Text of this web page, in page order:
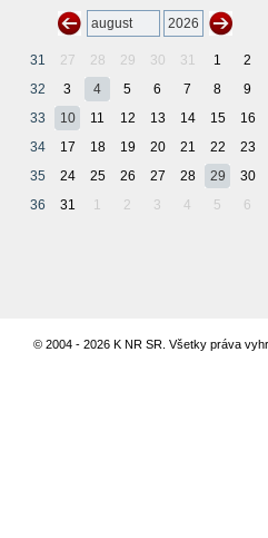
31 27 28 29 30 31 1
2
32
3 4 5 6 7 8
9
33
10 11 12 13 14 15
16
34
17 18 19 20 21 22
23
35
24 25 26 27 28 29
30
36
31 1 2 3 4 5 6
© 2004 - 2026 K NR SR. Všetky práva